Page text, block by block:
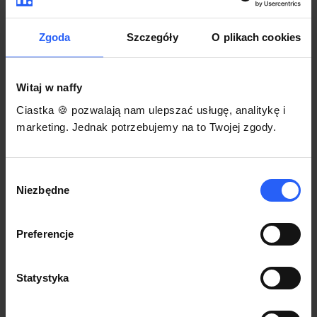
Zgoda Szczegóły O plikach cookies
Witaj w naffy
Ciastka 🍪 pozwalają nam ulepszać usługę, analitykę i
marketing. Jednak potrzebujemy na to Twojej zgody.
zgody
Niezbędne
Preferencje
Statystyka
Korzystaj na dowolnym urządzeniu z
przeglądarką Chrome
Włącz czasową promocję
3
Każdy produkt w naffy ma swój indywidualny link.
gdzie się nim podzielisz z odbiorcami.